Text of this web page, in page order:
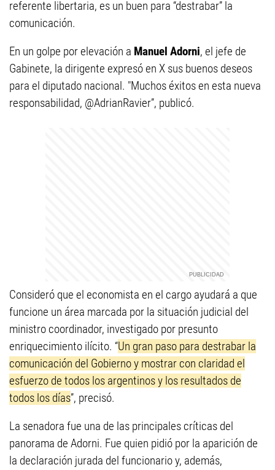
referente libertaria, es un buen para “destrabar” la
comunicación.
En un golpe por elevación a Manuel Adorni, el jefe de
Gabinete, la dirigente expresó en X sus buenos deseos
para el diputado nacional. "Muchos éxitos en esta nueva
responsabilidad, @AdrianRavier”, publicó.
Consideró que el economista en el cargo ayudará a que
funcione un área marcada por la situación judicial del
ministro coordinador, investigado por presunto
enriquecimiento ilícito. “Un gran paso para destrabar la
comunicación del Gobierno y mostrar con claridad el
esfuerzo de todos los argentinos y los resultados de
todos los días”, precisó.
La senadora fue una de las principales críticas del
panorama de Adorni. Fue quien pidió por la aparición de
la declaración jurada del funcionario y, además,